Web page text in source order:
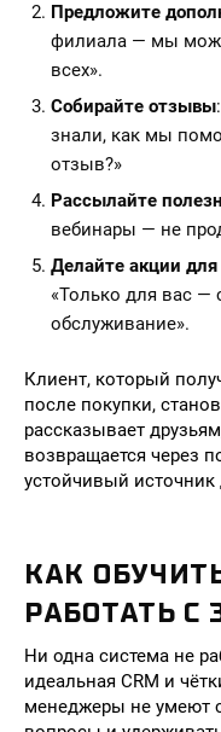
Предложите
филиала — мы
всех».
Собирайте отзывы
знали, как мы
отзыв?»
Рассылайте
вебинары — не
Делайте акции
«Только для вас —
обслуживание».
Клиент, который
после покупки,
рассказывает
возвращается через
устойчивый источник
КАК
РАБОТАТЬ С
Ни одна система не
идеальная CRM и
менеджеры не умеют